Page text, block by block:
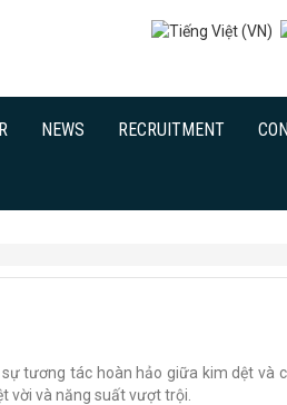
NEWS RECRUITMENT
tương tác hoàn hảo giữa kim dệt và
vời và năng suất vượt trội.